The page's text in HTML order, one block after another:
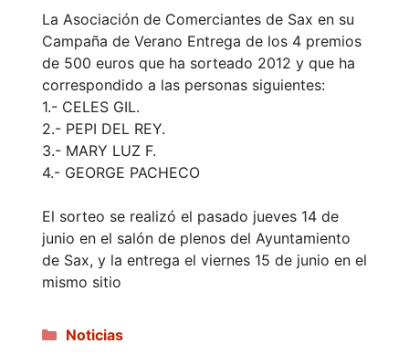
La Asociación de Comerciantes de Sax en su
Campaña de Verano Entrega de los 4 premios
de 500 euros que ha sorteado 2012 y que ha
correspondido a las personas siguientes:
1.- CELES GIL.
2.- PEPI DEL REY.
3.- MARY LUZ F.
4.- GEORGE PACHECO
El sorteo se realizó el pasado jueves 14 de
junio en el salón de plenos del Ayuntamiento
de Sax, y la entrega el viernes 15 de junio en el
mismo sitio
Categorías
Noticias